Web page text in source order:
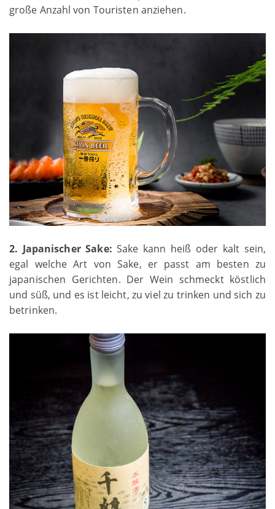
große Anzahl von Touristen anziehen.
2. Japanischer Sake: Sake kann heiß oder kalt sein,
egal welche Art von Sake, er passt am besten zu
japanischen Gerichten. Der Wein schmeckt köstlich
und süß, und es ist leicht, zu viel zu trinken und sich zu
betrinken.